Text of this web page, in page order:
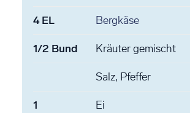
4EL Bergkäse
1/2 Bund Kräutergemischt
Salz, Pfeffer
1 Ei